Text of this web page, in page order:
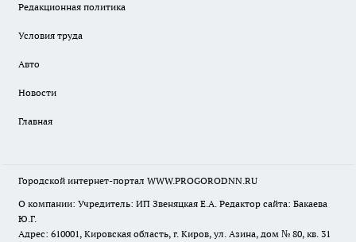
Редакционная политика
Условия труда
Авто
Новости
Главная
Городской интернет-портал WWW.PROGORODNN.RU
О компании: Учредитель: ИП Звеняцкая Е.А. Редактор сайта: Бакаева
Ю.Г.
Адрес: 610001, Кировская область, г. Киров, ул. Азина, дом № 80, кв. 31